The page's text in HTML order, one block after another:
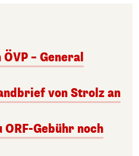
– General
von Strolz an
Gebühr noch